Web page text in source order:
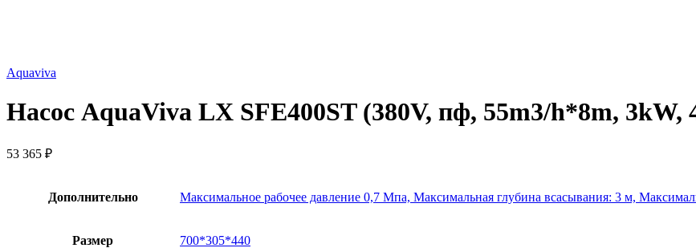
Aquaviva
Насос AquaViva LX SFE400ST (380V, пф, 55m3/h*8m, 3kW,
53 365 ₽
Дополнительно Максимальное рабочее давление 0,7 Мпа, Максимальная глубина всасывания: 3 м,
Размер 700*305*440